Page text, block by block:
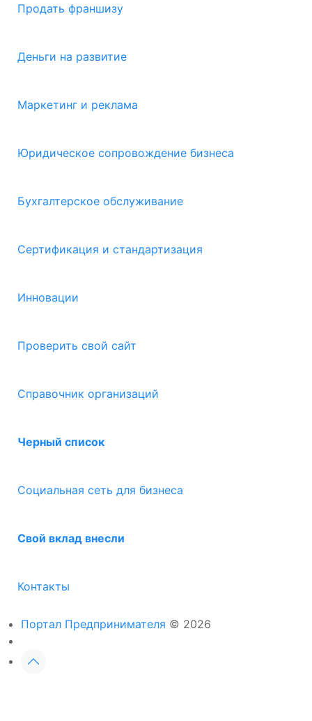
Продать франшизу
Деньги на развитие
Маркетинг и реклама
Юридическое сопровождение бизнеса
Бухгалтерское обслуживание
Сертификация и стандартизация
Инновации
Проверить свой сайт
Справочник организаций
Черный список
Социальная сеть для бизнеса
Свой вклад внесли
Контакты
Портал Предпринимателя © 2026